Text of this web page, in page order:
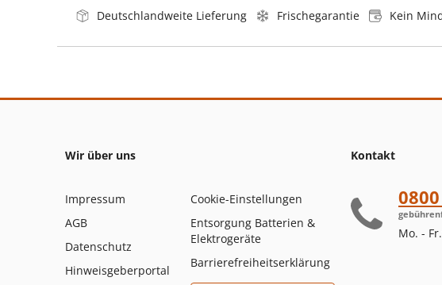
Deutschlandweite Lieferung Frischegarantie Kein
Wir über uns
Impressum
AGB
Datenschutz
Hinweisgeberportal
Cookie-Einstellungen
Entsorgung Batterien &
Elektrogeräte
Barrierefreiheitserklärung
Kontakt
Mo. -